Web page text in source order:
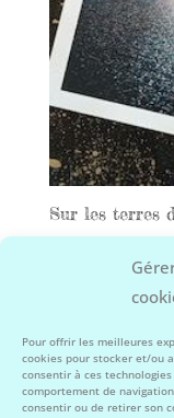
Pour offrir les meilleures
cookies pour stocker et/ou
consentir à ces
comportement de
consentir ou de retirer son
Sur les terres
55,00€
Facebook
Instagram